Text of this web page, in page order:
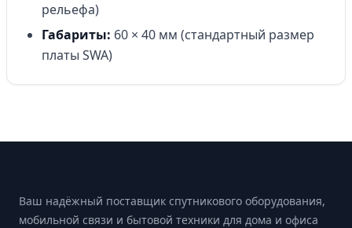
рельефа)
Габариты: 60 × 40 мм (стандартный размер
платы SWA)
Ваш надёжный поставщик спутникового оборудования,
мобильной связи и бытовой техники для дома и офиса